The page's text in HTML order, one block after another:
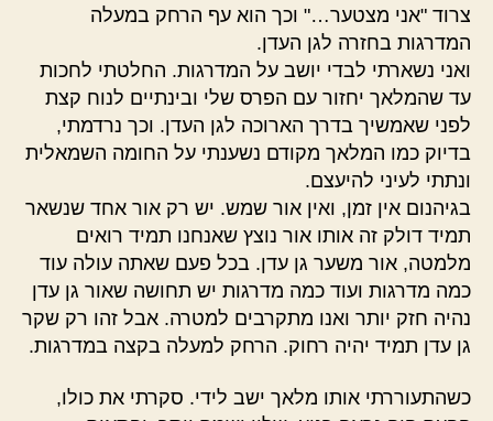
צרוד "אני מצטער…" וכך הוא עף הרחק במעלה
המדרגות בחזרה לגן העדן.
ואני נשארתי לבדי יושב על המדרגות. החלטתי לחכות
עד שהמלאך יחזור עם הפרס שלי ובינתיים לנוח קצת
לפני שאמשיך בדרך הארוכה לגן העדן. וכך נרדמתי,
בדיוק כמו המלאך מקודם נשענתי על החומה השמאלית
ונתתי לעיני להיעצם.
בגיהנום אין זמן, ואין אור שמש. יש רק אור אחד שנשאר
תמיד דולק זה אותו אור נוצץ שאנחנו תמיד רואים
מלמטה, אור משער גן עדן. בכל פעם שאתה עולה עוד
כמה מדרגות ועוד כמה מדרגות יש תחושה שאור גן עדן
נהיה חזק יותר ואנו מתקרבים למטרה. אבל זהו רק שקר
גן עדן תמיד יהיה רחוק. הרחק למעלה בקצה במדרגות.
כשהתעוררתי אותו מלאך ישב לידי. סקרתי את כולו,